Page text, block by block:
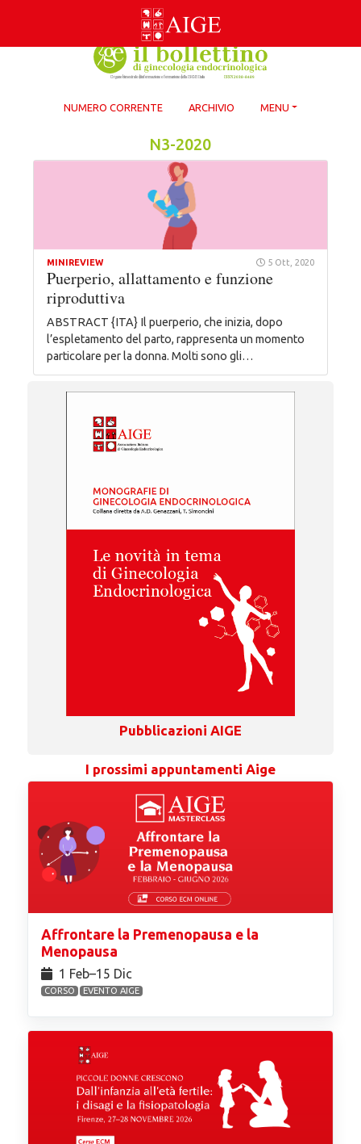
NUMERO CORRENTE ARCHIVIO MENU
N3-2020
MINIREVIEW 5 Ott, 2020
Puerperio, allattamento e funzione
riproduttiva
ABSTRACT {ITA} Il puerperio, che inizia, dopo
l’espletamento del parto, rappresenta un momento
particolare per la donna. Molti sono gli…
Pubblicazioni AIGE
I prossimi appuntamenti Aige
Affrontare la Premenopausa e la
Menopausa
1 Feb⁠–15 Dic
CORSO EVENTO AIGE